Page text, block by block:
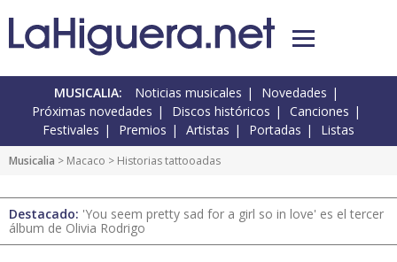
MUSICALIA: Noticias musicales
Novedades
Próximas novedades
Discos históricos
Canciones
Festivales
Premios Artistas Portadas Listas
Musicalia > Macaco > Historias tattooadas
Destacado: 'You seem pretty sad for a girl so in love' es el tercer
álbum de Olivia Rodrigo